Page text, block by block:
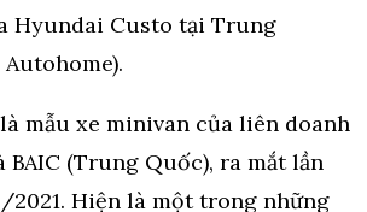
Hyundai Custo tại Trung
mẫu xe minivan của liên doanh
BAIC (Trung Quốc), ra mắt lần
2021. Hiện là một trong những